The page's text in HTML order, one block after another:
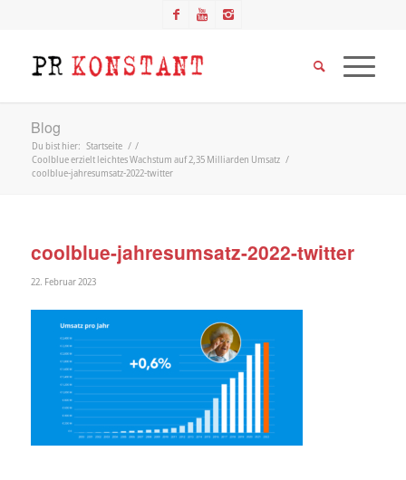
Blog
Du bist hier: Startseite / /
Coolblue erzielt leichtes Wachstum auf 2,35 Milliarden Umsatz /
coolblue-jahresumsatz-2022-twitter
coolblue-jahresumsatz-2022-twitter
22. Februar 2023